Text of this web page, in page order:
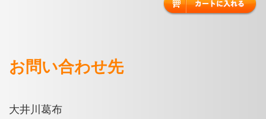
お問い合わせ先
大井川葛布